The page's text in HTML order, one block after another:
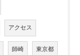
アクセス
師崎 東京都